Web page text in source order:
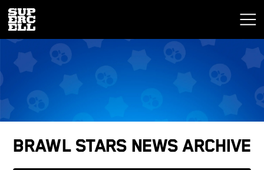
Brawl Stars News Archive